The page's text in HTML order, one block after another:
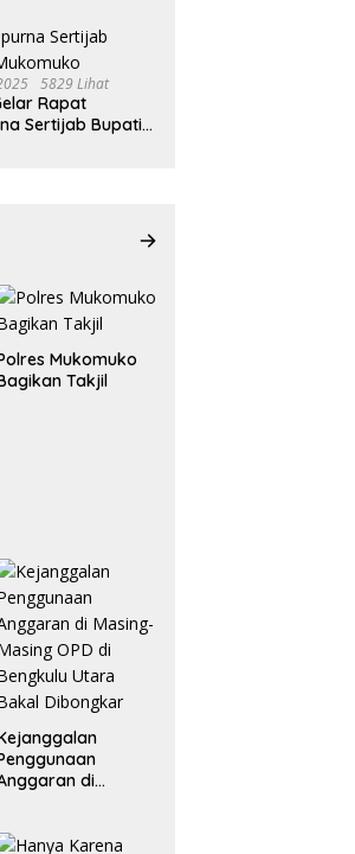
5829 Lihat
Rapat
Sertijab Bupati
Mukomuko
Takjil
di
Bakal Dibongkar